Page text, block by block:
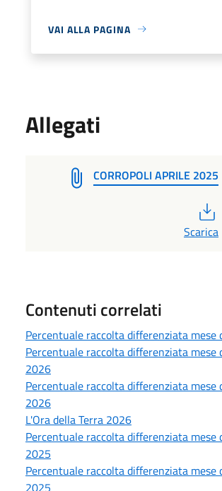
VAI ALLA PAGINA
Allegati
CORROPOLI APRILE 2025
Scarica
Contenuti correlati
Percentuale raccolta differenziata mese
Percentuale raccolta differenziata mese
2026
Percentuale raccolta differenziata mese
2026
L'Ora della Terra 2026
Percentuale raccolta differenziata mese
2025
Percentuale raccolta differenziata mese
2025